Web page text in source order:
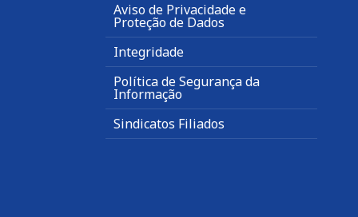
Aviso de Privacidade e
Proteção de Dados
Integridade
Política de Segurança da
Informação
Sindicatos Filiados